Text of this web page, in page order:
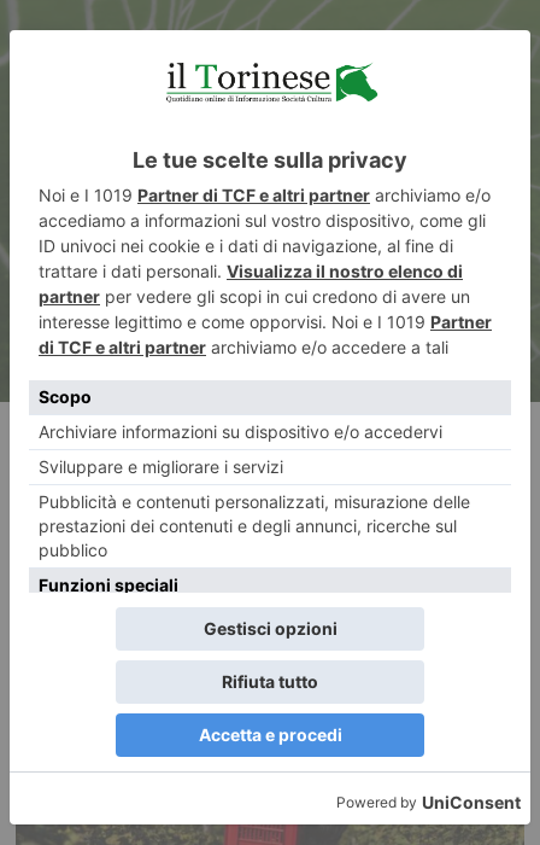
Italia, basta un gol di Pio
Esposito: Lussemburgo
battuto 1-0
RECENTI: